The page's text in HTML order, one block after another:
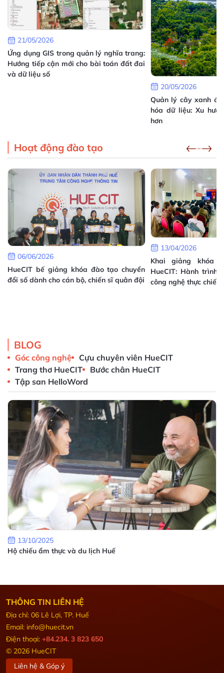
16/07/2026
Hướng dẫn triển khai Mô hình chuyển đổi số cấp
xã tại Thành phố Huế
21/05/2026
Ứng dụng GIS trong quản lý nghĩa trang:
Hướng tiếp cận mới cho bài toán đất đai
và dữ liệu số
20/05/2026
Quản lý cây xanh
hóa dữ liệu: Xu
hơn
Hoạt động đào tạo
06/06/2026
HueCIT bế giảng khóa đào tạo chuyển
đổi số dành cho cán bộ, chiến sĩ quân đội
13/04/2026
Khai giảng khóa
HueCIT: Hành trình
công nghệ thực chiến
BLOG
Góc công nghệ
Cựu chuyên viên HueCIT
Trang thơ HueCIT
Bước chân HueCIT
Tập san HelloWord
13/10/2025
Hộ chiếu ẩm thực và du lịch Huế
THÔNG TIN LIÊN HỆ
Địa chỉ: 06 Lê Lợi, TP. Huế
Email: info@huecit.vn
Điện thoại: +84.234. 3 823 650
© 2026 HueCIT
Liên hệ & Góp ý